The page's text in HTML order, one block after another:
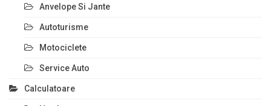
Anvelope Si Jante
Autoturisme
Motociclete
Service Auto
Calculatoare